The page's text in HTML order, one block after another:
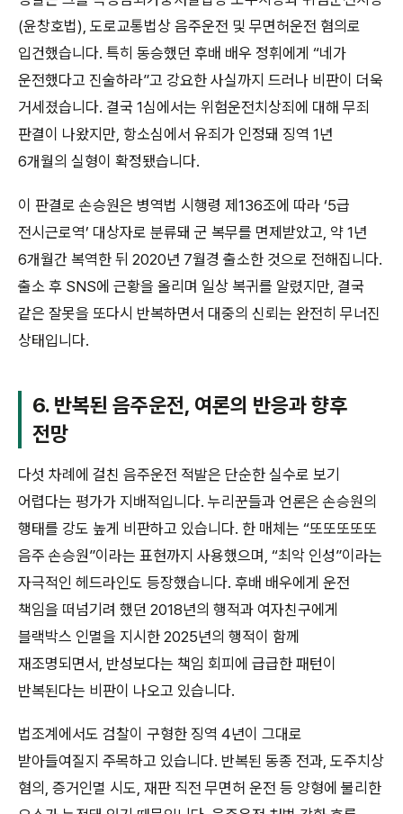
(윤창호법), 도로교통법상 음주운전 및 무면허운전 혐의로
입건했습니다. 특히 동승했던 후배 배우 정휘에게 “네가
운전했다고 진술하라”고 강요한 사실까지 드러나 비판이 더욱
거세졌습니다. 결국 1심에서는 위험운전치상죄에 대해 무죄
판결이 나왔지만, 항소심에서 유죄가 인정돼 징역 1년
6개월의 실형이 확정됐습니다.
이 판결로 손승원은 병역법 시행령 제136조에 따라 ‘5급
전시근로역’ 대상자로 분류돼 군 복무를 면제받았고, 약 1년
6개월간 복역한 뒤 2020년 7월경 출소한 것으로 전해집니다.
출소 후 SNS에 근황을 올리며 일상 복귀를 알렸지만, 결국
같은 잘못을 또다시 반복하면서 대중의 신뢰는 완전히 무너진
상태입니다.
6. 반복된 음주운전, 여론의 반응과 향후
전망
다섯 차례에 걸친 음주운전 적발은 단순한 실수로 보기
어렵다는 평가가 지배적입니다. 누리꾼들과 언론은 손승원의
행태를 강도 높게 비판하고 있습니다. 한 매체는 “또또또또또
음주 손승원”이라는 표현까지 사용했으며, “최악 인성”이라는
자극적인 헤드라인도 등장했습니다. 후배 배우에게 운전
책임을 떠넘기려 했던 2018년의 행적과 여자친구에게
블랙박스 인멸을 지시한 2025년의 행적이 함께
재조명되면서, 반성보다는 책임 회피에 급급한 패턴이
반복된다는 비판이 나오고 있습니다.
법조계에서도 검찰이 구형한 징역 4년이 그대로
받아들여질지 주목하고 있습니다. 반복된 동종 전과, 도주치상
혐의, 증거인멸 시도, 재판 직전 무면허 운전 등 양형에 불리한